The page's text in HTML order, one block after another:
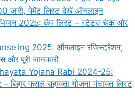
जारी, पेमेंट लिस्ट देखें ऑनलाइन
2025: कैंप लिस्ट – स्टेटस चेक और
2025: ऑनलाइन रजिस्ट्रेशन,
और पूरी जानकारी
Yojana Rabi 2024-25:
फसल सहायता योजना पंचायत लिस्ट